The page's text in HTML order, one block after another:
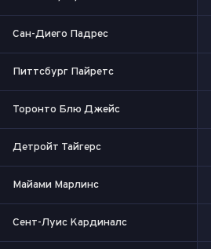
Сан-Диего Падрес
Питтсбург Пайретс
Торонто Блю Джейс
Детройт Тайгерс
Майами Марлинс
Сент-Луис Кардиналс